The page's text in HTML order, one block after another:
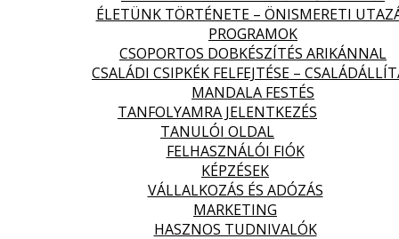
ÉLETÜNK TÖRTÉNETE – ÖNISMERETI
PROGRAMOK
CSOPORTOS DOBKÉSZÍTÉS ARIKÁNNAL
CSALÁDI CSIPKÉK FELFEJTÉSE –
MANDALA FESTÉS
TANFOLYAMRA JELENTKEZÉS
TANULÓI OLDAL
FELHASZNÁLÓI FIÓK
KÉPZÉSEK
VÁLLALKOZÁS ÉS ADÓZÁS
MARKETING
HASZNOS TUDNIVALÓK